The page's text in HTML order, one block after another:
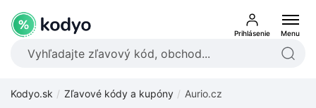
Prihlásenie Menu
Kodyo.sk Zľavové kódy a kupóny Aurio.cz